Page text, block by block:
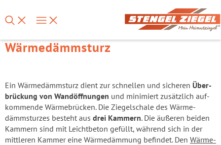
Wärmedämmsturz
Ein Wär­me­dämm­sturz dient zur schnel­len und si­che­ren Über­
brü­ckung von Wand­öff­nun­gen und mi­ni­miert zu­sätz­lich auf­
kom­men­de Wär­me­brü­cken. Die Zie­gel­scha­le des Wär­me­
dämm­stur­zes be­steht aus drei Kam­mern. Die äu­ße­ren bei­den
Kam­mern sind mit Leicht­be­ton ge­füllt, wäh­rend sich in der
mitt­le­ren Kam­mer eine Wär­me­däm­mung be­fin­det. Den Wär­me­